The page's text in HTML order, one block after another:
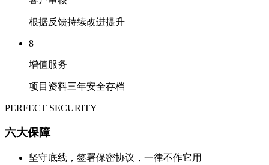
根据反馈持续改进提升
8
增值服务
项目资料三年安全存档
PERFECT SECURITY
六大保障
坚守底线，签署保密协议，一律不作它用